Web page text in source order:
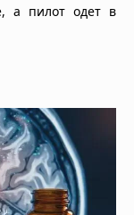
а пилот одет в